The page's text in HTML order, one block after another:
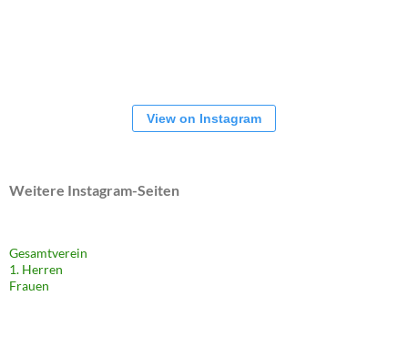
View on Instagram
Weitere Instagram-Seiten
Gesamtverein
1. Herren
Frauen